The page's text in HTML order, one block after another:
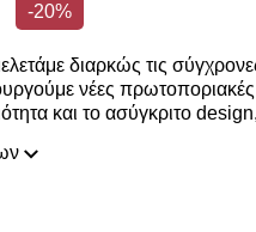
-20%
διαρκώς τις
νέες πρωτοποριακές
και το ασύγκριτο
ριζικά κάθε σεζόν και
ως στόχο να χαρίσουμε